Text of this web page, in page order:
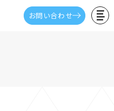
お問い合わせ